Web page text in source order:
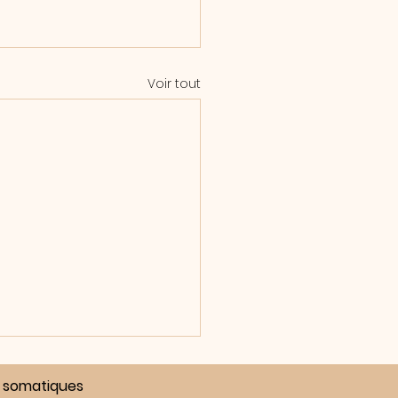
Voir tout
somatiques